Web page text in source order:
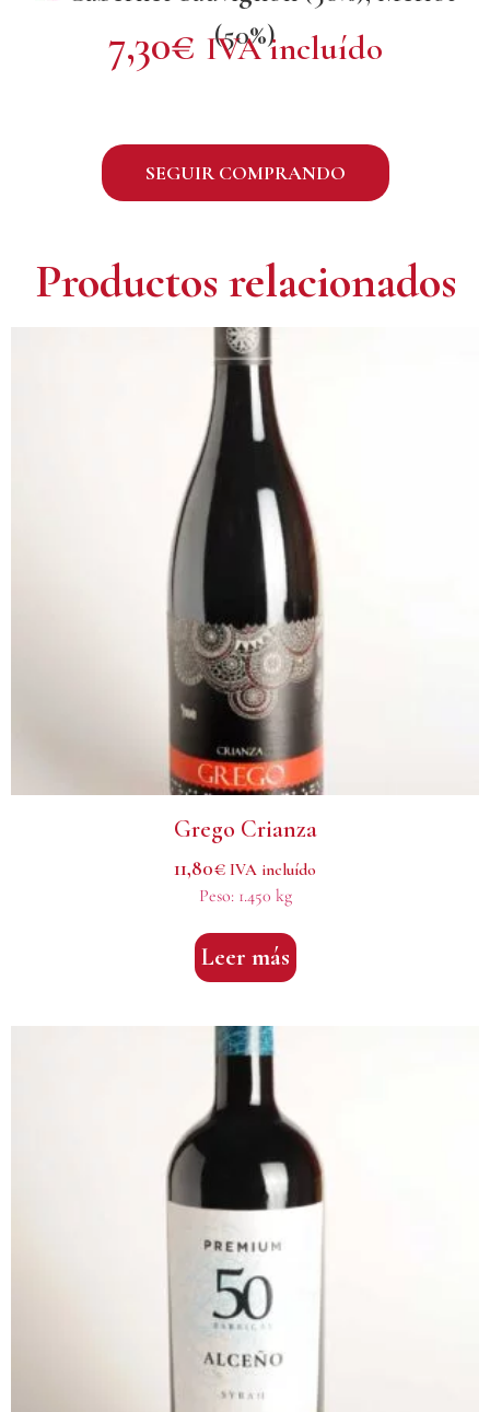
(50%)
7,30€ IVA incluído
SEGUIR COMPRANDO
Productos relacionados
Grego Crianza
11,80€ IVA incluído
Peso:1.450 kg
Leer más